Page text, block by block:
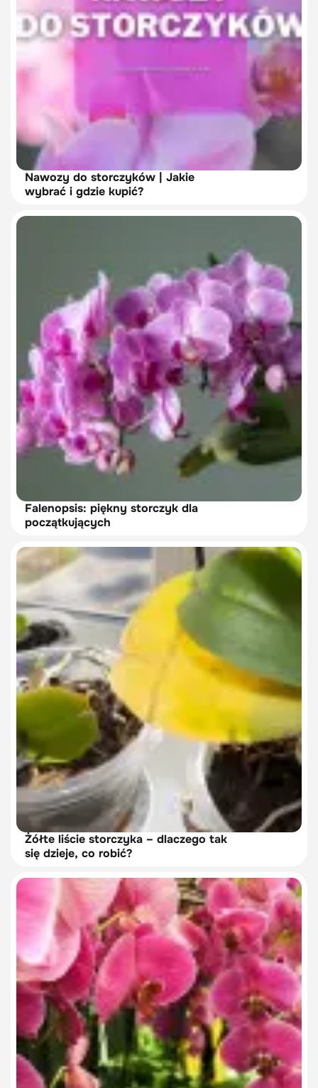
Nawozy do storczyków | Jakie
wybrać i gdzie kupić?
Falenopsis: piękny storczyk dla
początkujących
Żółte liście storczyka – dlaczego tak
się dzieje, co robić?